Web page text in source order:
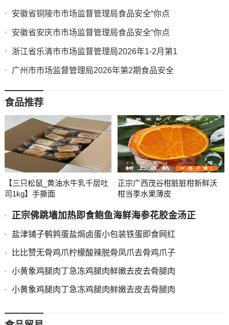
安徽省铜陵市市场监督管理局食品安全“你点
安徽省安庆市市场监督管理局食品安全“你点
浙江省乐清市市场监督管理局2026年1-2月第1
广州市市场监督管理局2026年第2期食品安全
食品推荐
【三只松鼠_黄油水牛乳千层吐
司1kg】手撕面
正宗广西茂谷柑脏脏柑新鲜沃
柑当季水果薄皮
正宗佛跳墙加热即食鲍鱼海鲜海参花胶金汤正
盐津铺子鹌鹑蛋盐焗卤蛋小包装铁蛋即食网红
比比赞无骨鸡爪柠檬酸辣脱骨凤爪去骨鸡爪子
小黄象鸡腿肉丁急冻鸡腿肉鲜嫩去皮去骨腿肉
小黄象鸡腿肉丁急冻鸡腿肉鲜嫩去皮去骨腿肉